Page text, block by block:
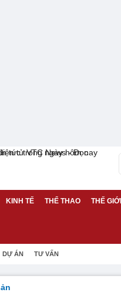
KINH TẾ THỂ THAO THẾ GIỚI
DỰ ÁN TƯ VẤN